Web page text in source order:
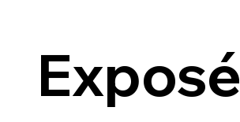
Exposé